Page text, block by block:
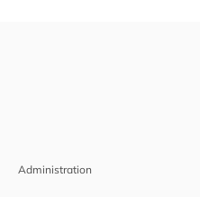
Administration